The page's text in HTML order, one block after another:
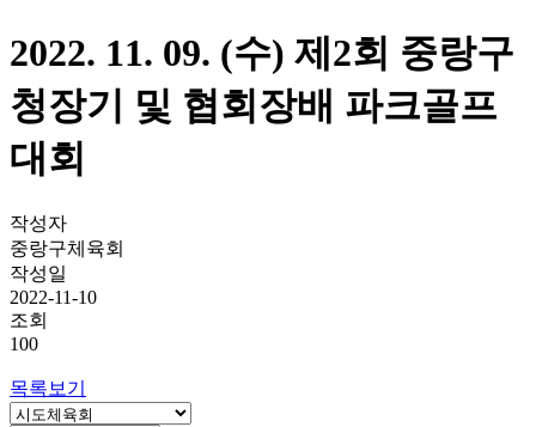
2022. 11. 09. (수) 제2회 중랑구
청장기 및 협회장배 파크골프
대회
작성자
중랑구체육회
작성일
2022-11-10
조회
100
목록보기